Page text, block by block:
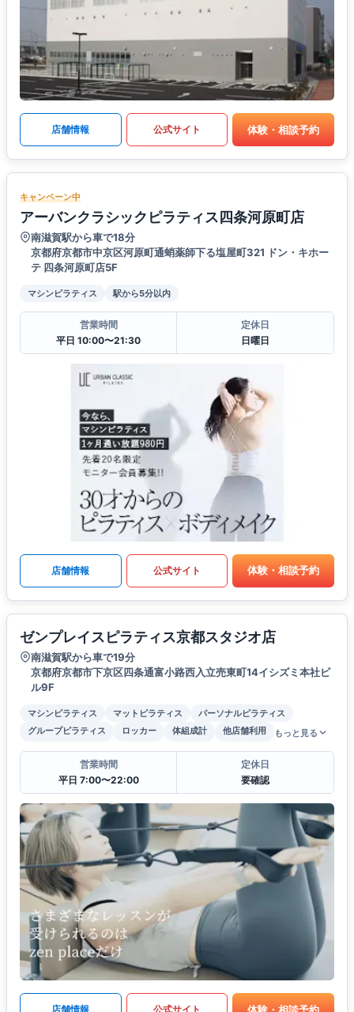
店舗情報 公式サイト 体験・相談予約
キャンペーン中
アーバンクラシックピラティス四条河原町店
南滋賀駅から車で18分
京都府京都市中京区河原町通蛸薬師下る塩屋町321 ドン・キホー
テ 四条河原町店5F
マシンピラティス 駅から5分以内
営業時間
平日 10:00〜21:30
定休日
日曜日
店舗情報 公式サイト 体験・相談予約
ゼンプレイスピラティス京都スタジオ店
南滋賀駅から車で19分
京都府京都市下京区四条通富小路西入立売東町14イシズミ本社ビ
ル9F
マシンピラティス マットピラティス
パーソナルピラティス
グループピラティス
ロッカー 体組成計 他店舗利用 もっと見る
営業時間
平日 7:00〜22:00
定休日
要確認
店舗情報 公式サイト 体験・相談予約